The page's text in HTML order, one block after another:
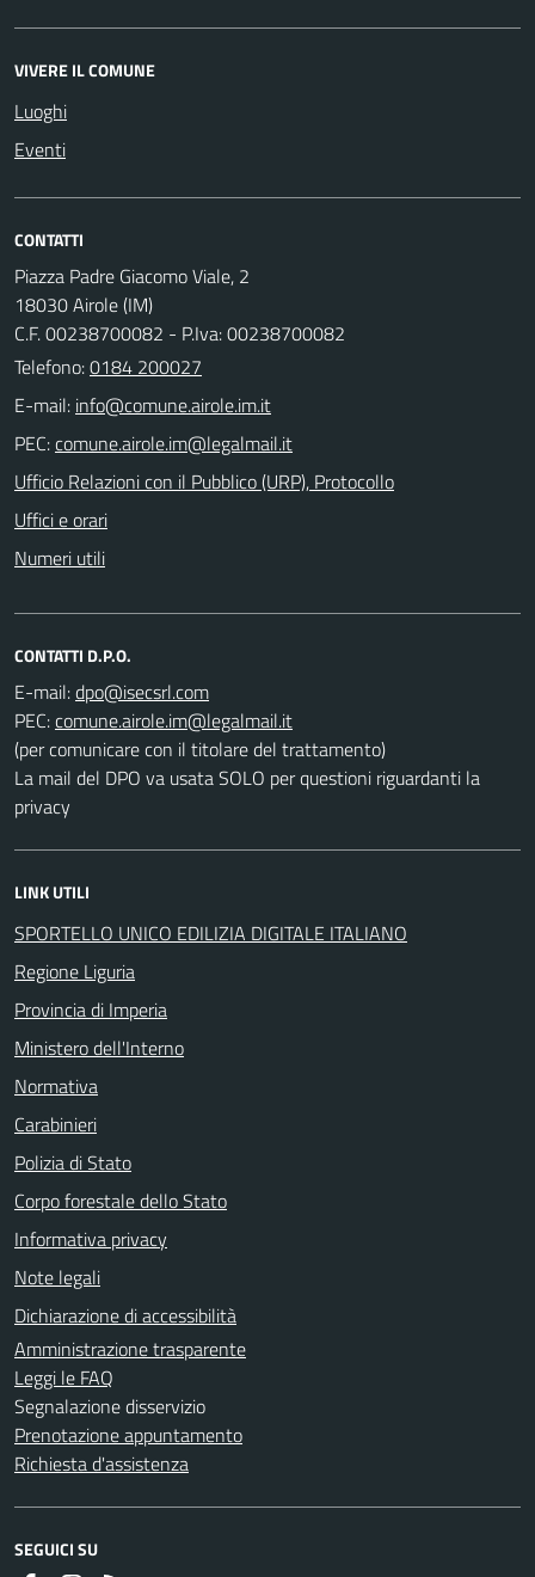
VIVERE IL COMUNE
Luoghi
Eventi
CONTATTI
Piazza Padre Giacomo Viale, 2
18030 Airole (IM)
C.F. 00238700082 - P.Iva: 00238700082
Telefono:0184 200027
E-mail:
PEC:
Ufficio Relazioni con il Pubblico (URP), Protocollo
Uffici e orari
Numeri utili
CONTATTI D.P.O.
E-mail:
PEC:
(per comunicare con il titolare del trattamento)
La mail del DPO va usata SOLO per questioni riguardanti la
privacy
LINK UTILI
SPORTELLO UNICO EDILIZIA DIGITALE ITALIANO
Regione Liguria
Provincia di Imperia
Ministero dell'Interno
Normativa
Carabinieri
Polizia di Stato
Corpo forestale dello Stato
Informativa privacy
Note legali
Dichiarazione di accessibilità
Amministrazione trasparente
Leggi le FAQ
Segnalazione disservizio
Prenotazione appuntamento
Richiesta d'assistenza
SEGUICI SU